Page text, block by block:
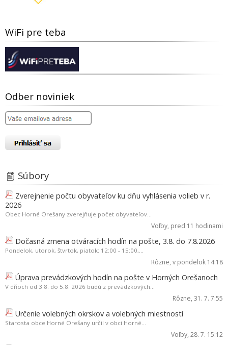
WiFi pre teba
Odber noviniek
Súbory
Zverejnenie počtu obyvateľov ku dňu vyhlásenia volieb v r.
2026
Obec Horné Orešany zverejňuje počet obyvateľov...
Voľby, pred 11 hodinami
Dočasná zmena otváracích hodín na pošte, 3.8. do 7.8.2026
Pondelok, utorok, štvrtok, piatok: 12:00 - 15:00,...
Rôzne, v pondelok 14:18
Úprava prevádzkových hodín na pošte v Horných Orešanoch
V dňoch od 3.8. do 5.8. 2026 budú z prevádzkových...
Rôzne, 31. 7. 7:55
Určenie volebných okrskov a volebných miestností
Starosta obce Horné Orešany určil v obci Horné...
Voľby, 28. 7. 15:12